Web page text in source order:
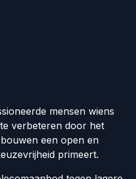
mensen wiens
verbeteren door het
een open en
primeert.